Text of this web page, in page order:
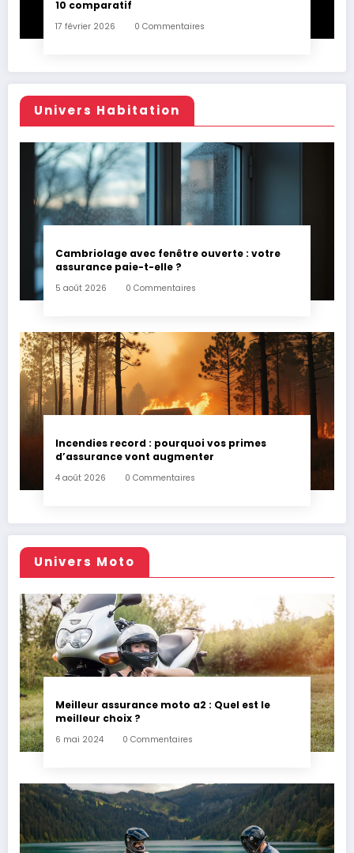
10 comparatif
17 février 2026 0 Commentaires
Univers Habitation
Cambriolage avec fenêtre ouverte : votre
assurance paie-t-elle ?
5 août 2026 0 Commentaires
Incendies record : pourquoi vos primes
d’assurance vont augmenter
4 août 2026 0 Commentaires
Univers Moto
Meilleur assurance moto a2 : Quel est le
meilleur choix ?
6 mai 2024 0 Commentaires